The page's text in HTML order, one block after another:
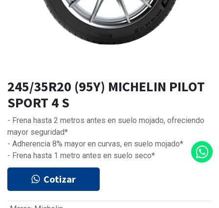
245/35R20 (95Y) MICHELIN PILOT
SPORT 4 S
- Frena hasta 2 metros antes en suelo mojado, ofreciendo
mayor seguridad*
- Adherencia 8% mayor en curvas, en suelo mojado*
- Frena hasta 1 metro antes en suelo seco*
Cotizar